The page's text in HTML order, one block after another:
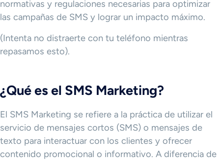
normativas y regulaciones necesarias para optimizar
las campañas de SMS y lograr un impacto máximo.
(Intenta no distraerte con tu teléfono mientras
repasamos esto).
¿Qué es el SMS Marketing?
El SMS Marketing se refiere a la práctica de utilizar el
servicio de mensajes cortos (SMS) o mensajes de
texto para interactuar con los clientes y ofrecer
contenido promocional o informativo. A diferencia de